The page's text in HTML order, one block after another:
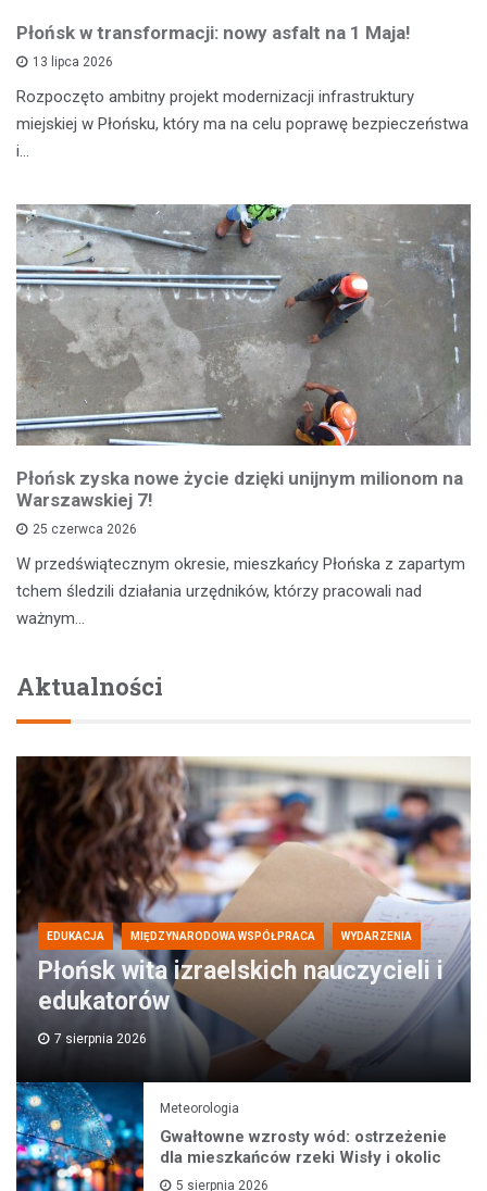
Płońsk w transformacji: nowy asfalt na 1 Maja!
13 lipca 2026
Rozpoczęto ambitny projekt modernizacji infrastruktury
miejskiej w Płońsku, który ma na celu poprawę bezpieczeństwa
i…
Płońsk zyska nowe życie dzięki unijnym milionom na
Warszawskiej 7!
25 czerwca 2026
W przedświątecznym okresie, mieszkańcy Płońska z zapartym
tchem śledzili działania urzędników, którzy pracowali nad
ważnym…
Aktualności
EDUKACJA MIĘDZYNARODOWA WSPÓŁPRACA WYDARZENIA
Płońsk wita izraelskich nauczycieli i
edukatorów
7 sierpnia 2026
Meteorologia
Gwałtowne wzrosty wód: ostrzeżenie
dla mieszkańców rzeki Wisły i okolic
5 sierpnia 2026